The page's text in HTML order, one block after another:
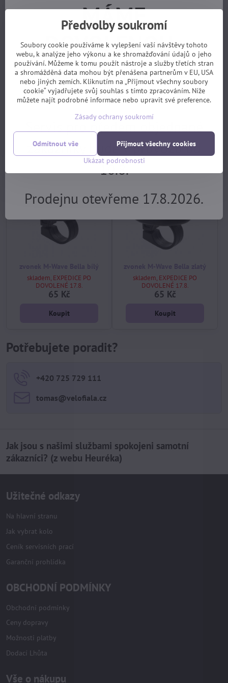
zvonek M-Wave Bella zelený
DOVOLENÉ 17.8.
Koupit
zvonek M-Wave Bella růžový
DOVOLENÉ 17.8.
Koupit
skladem, EXPEDICE PO
DOVOLENÉ 17.8.
65 Kč
Koupit
skladem, EXPEDICE PO
DOVOLENÉ 17.8.
65 Kč
Koupit
Potřebujete poradit?
+420 725 729 111
tomas​@velofiala​.cz
Jak jsou s našimi službami spokojeni samotní
zákazníci? (z webu Heuréka)
Užitečné odkazy
Na hlavní stranu
Jak vybrat kolo
Ceník servisních prací
Garanční prohlídka
OBCHODNÍ PODMÍNKY
Obchodní podmínky
Ceny dopravy
Možnosti platby
Dodací Lhůta
Vše o nákupu
Předvolby soukromí
Soubory cookie používáme k vylepšení vaší návštěvy tohoto
webu, k analýze jeho výkonu a ke shromažďování údajů o jeho
používání. Můžeme k tomu použít nástroje a služby třetích stran
a shromážděná data mohou být přenášena partnerům v EU, USA
nebo jiných zemích. Kliknutím na „Přijmout všechny soubory
cookie“ vyjadřujete svůj souhlas s tímto zpracováním. Níže
můžete najít podrobné informace nebo upravit své preference.
Zásady ochrany soukromí
Ukázat podrobnosti
Přijmout všechny cookies
Odmítnout vše
MÁME
DOVOLENOU.
Objednávky z e-shopu budeme
vyřizovat 17.8.
Servis pro předem objednané
zákazníky bude v provozu od
10.8.
Prodejnu otevřeme 17.8.2026.